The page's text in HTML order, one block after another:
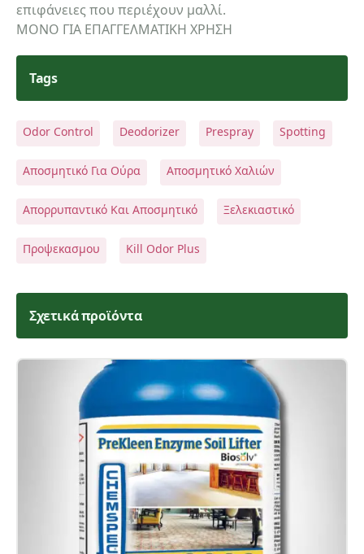
επιφάνειες που περιέχουν μαλλί.
ΜΟΝΟ ΓΙΑ ΕΠΑΓΓΕΛΜΑΤΙΚΗ ΧΡΗΣΗ
Tags
Odor Control Deodorizer Prespray Spotting
Αποσμητικό Για Ούρα Αποσμητικό Χαλιών
Απορρυπαντικό Και Αποσμητικό Ξελεκιαστικό
Προψεκασμου Kill Odor Plus
Σχετικά προϊόντα